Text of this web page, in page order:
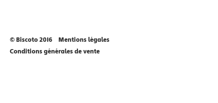
© Biscoto 2016
Mentions légales
Conditions générales de vente